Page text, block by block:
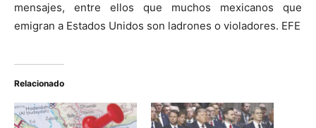
mensajes, entre ellos que muchos mexicanos que
emigran a Estados Unidos son ladrones o violadores. EFE
Relacionado